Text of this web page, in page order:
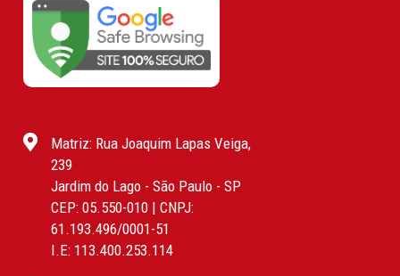
Matriz: Rua Joaquim Lapas Veiga,
239
Jardim do Lago - São Paulo - SP
CEP: 05.550-010 | CNPJ:
61.193.496/0001-51
I.E: 113.400.253.114